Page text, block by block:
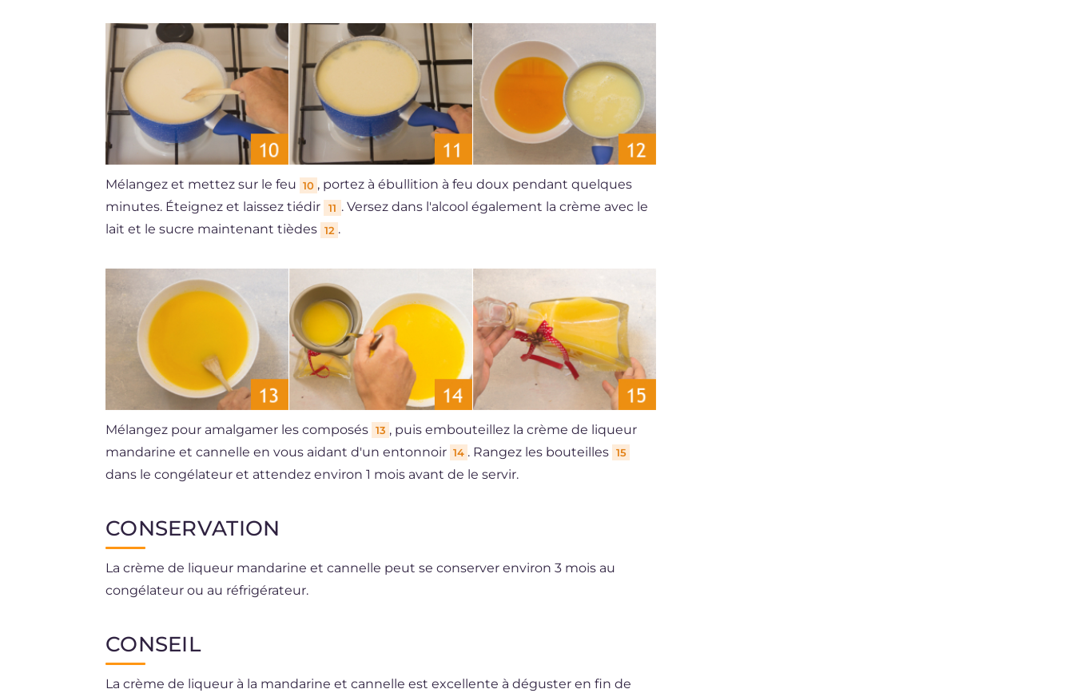
Mélangez et mettez sur le feu 10 , portez à ébullition à feu doux pendant quelques
minutes. Éteignez et laissez tiédir
11 . Versez dans l'alcool également la crème avec le
lait et le sucre maintenant tièdes 12 .
Mélangez pour amalgamer les composés 13 , puis embouteillez la crème de liqueur
mandarine et cannelle en vous aidant d'un entonnoir 14 . Rangez les bouteilles 15
dans le congélateur et attendez environ 1 mois avant de le servir.
CONSERVATION
La crème de liqueur mandarine et cannelle peut se conserver environ 3 mois au
congélateur ou au réfrigérateur.
CONSEIL
La crème de liqueur à la mandarine et cannelle est excellente à déguster en fin de